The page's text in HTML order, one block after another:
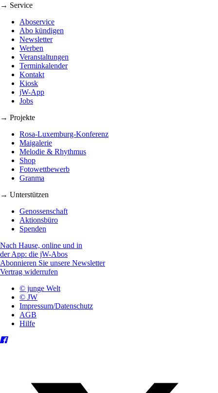
→ Service
Aboservice
Abo kündigen
Newsletter
Werben
Veranstaltungen
Terminkalender
Kontakt
Kiosk
jW-App
Jobs
→ Projekte
Rosa-Luxemburg-Konferenz
Maigalerie
Melodie & Rhythmus
Shop
Fotowettbewerb
Granma
→ Unterstützen
Genossenschaft
Aktionsbüro
Spenden
Nach Hause, online und in
der App: die jW-Abos
Abonnieren Sie unsere Newsletter
Vertrag widerrufen
© junge Welt
© JW
Impressum/Datenschutz
AGB
Hilfe